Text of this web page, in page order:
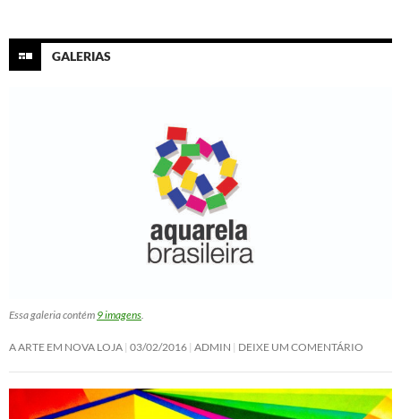
GALERIAS
Essa galeria contém 9 imagens.
A ARTE EM NOVA LOJA 03/02/2016 ADMIN DEIXE UM COMENTÁRIO